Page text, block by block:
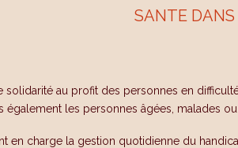
SANTE
solidarité au profit des personnes en
également les personnes âgées, malades
en charge la gestion quotidienne du